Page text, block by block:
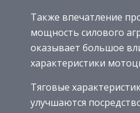
Также впечатление
мощность силового
оказывает большое
характеристики
Тяговые
улучшаются